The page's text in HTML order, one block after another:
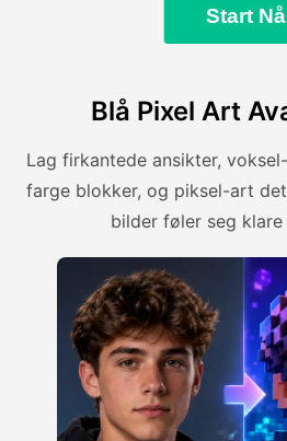
Start Nå
Blå Pixel Art
Lag firkantede ansikter,
farge blokker, og piksel-art
bilder føler seg